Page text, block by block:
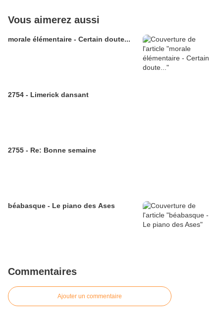
Vous aimerez aussi
morale élémentaire - Certain doute...
2754 - Limerick dansant
2755 - Re: Bonne semaine
béabasque - Le piano des Ases
Commentaires
Ajouter un commentaire